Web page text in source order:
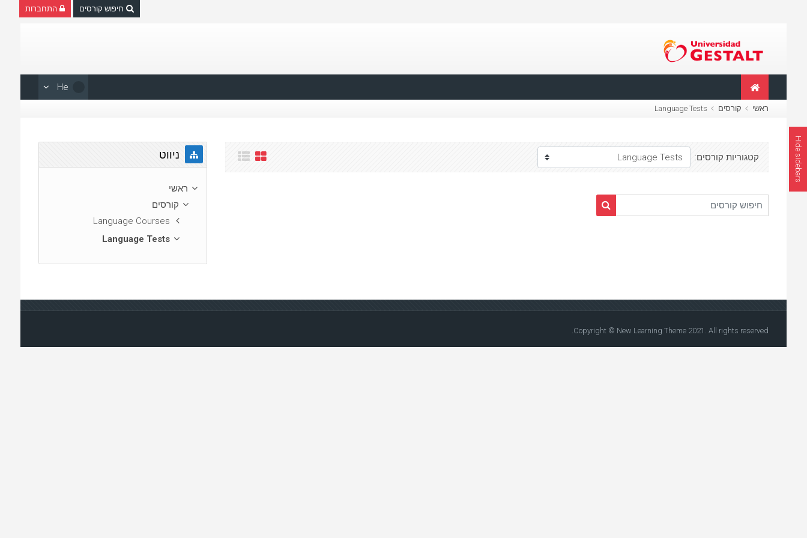
חיפוש קורסים התחברות
He
ראשי קורסים Language Tests
קטגוריות קורסים:
חיפוש קורסים
חיפוש קורסים
דילוג את ניווט
ניווט
ראשי
קורסים
Language Courses
Language Tests
Copyright © New Learning Theme 2021. All rights reserved.
Hide sidebars